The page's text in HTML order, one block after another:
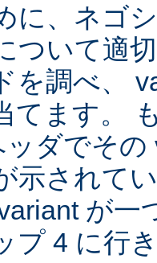
に、ネゴ
ついて適
を調べ、
てます。
ダでその
示されて
が
プ 4 に行